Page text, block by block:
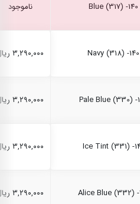
ناموجود
۳,۲۹۰,۰۰۰ ریال
۳,۲۹۰,۰۰۰ ریال
۳,۲۹۰,۰۰۰ ریال
۳,۲۹۰,۰۰۰ ریال